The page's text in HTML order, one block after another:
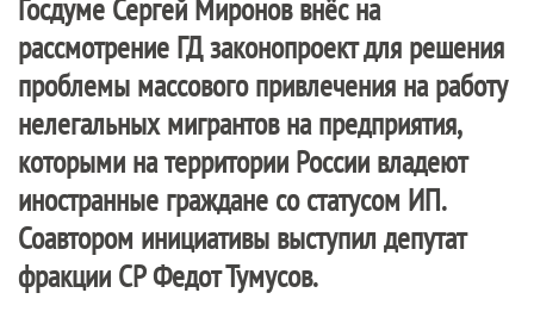
Госдуме Сергей Миронов внёс на
рассмотрение ГД законопроект для решения
проблемы массового привлечения на работу
нелегальных мигрантов на предприятия,
которыми на территории России владеют
иностранные граждане со статусом ИП.
Соавтором инициативы выступил депутат
фракции СР Федот Тумусов.